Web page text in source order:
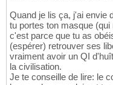
Quand je lis ça, j'ai envie
tu portes ton masque
c'est parce que tu as
(espérer) retrouver ses
vraiment avoir un QI
la civilisation.
Je te conseille de lire: le